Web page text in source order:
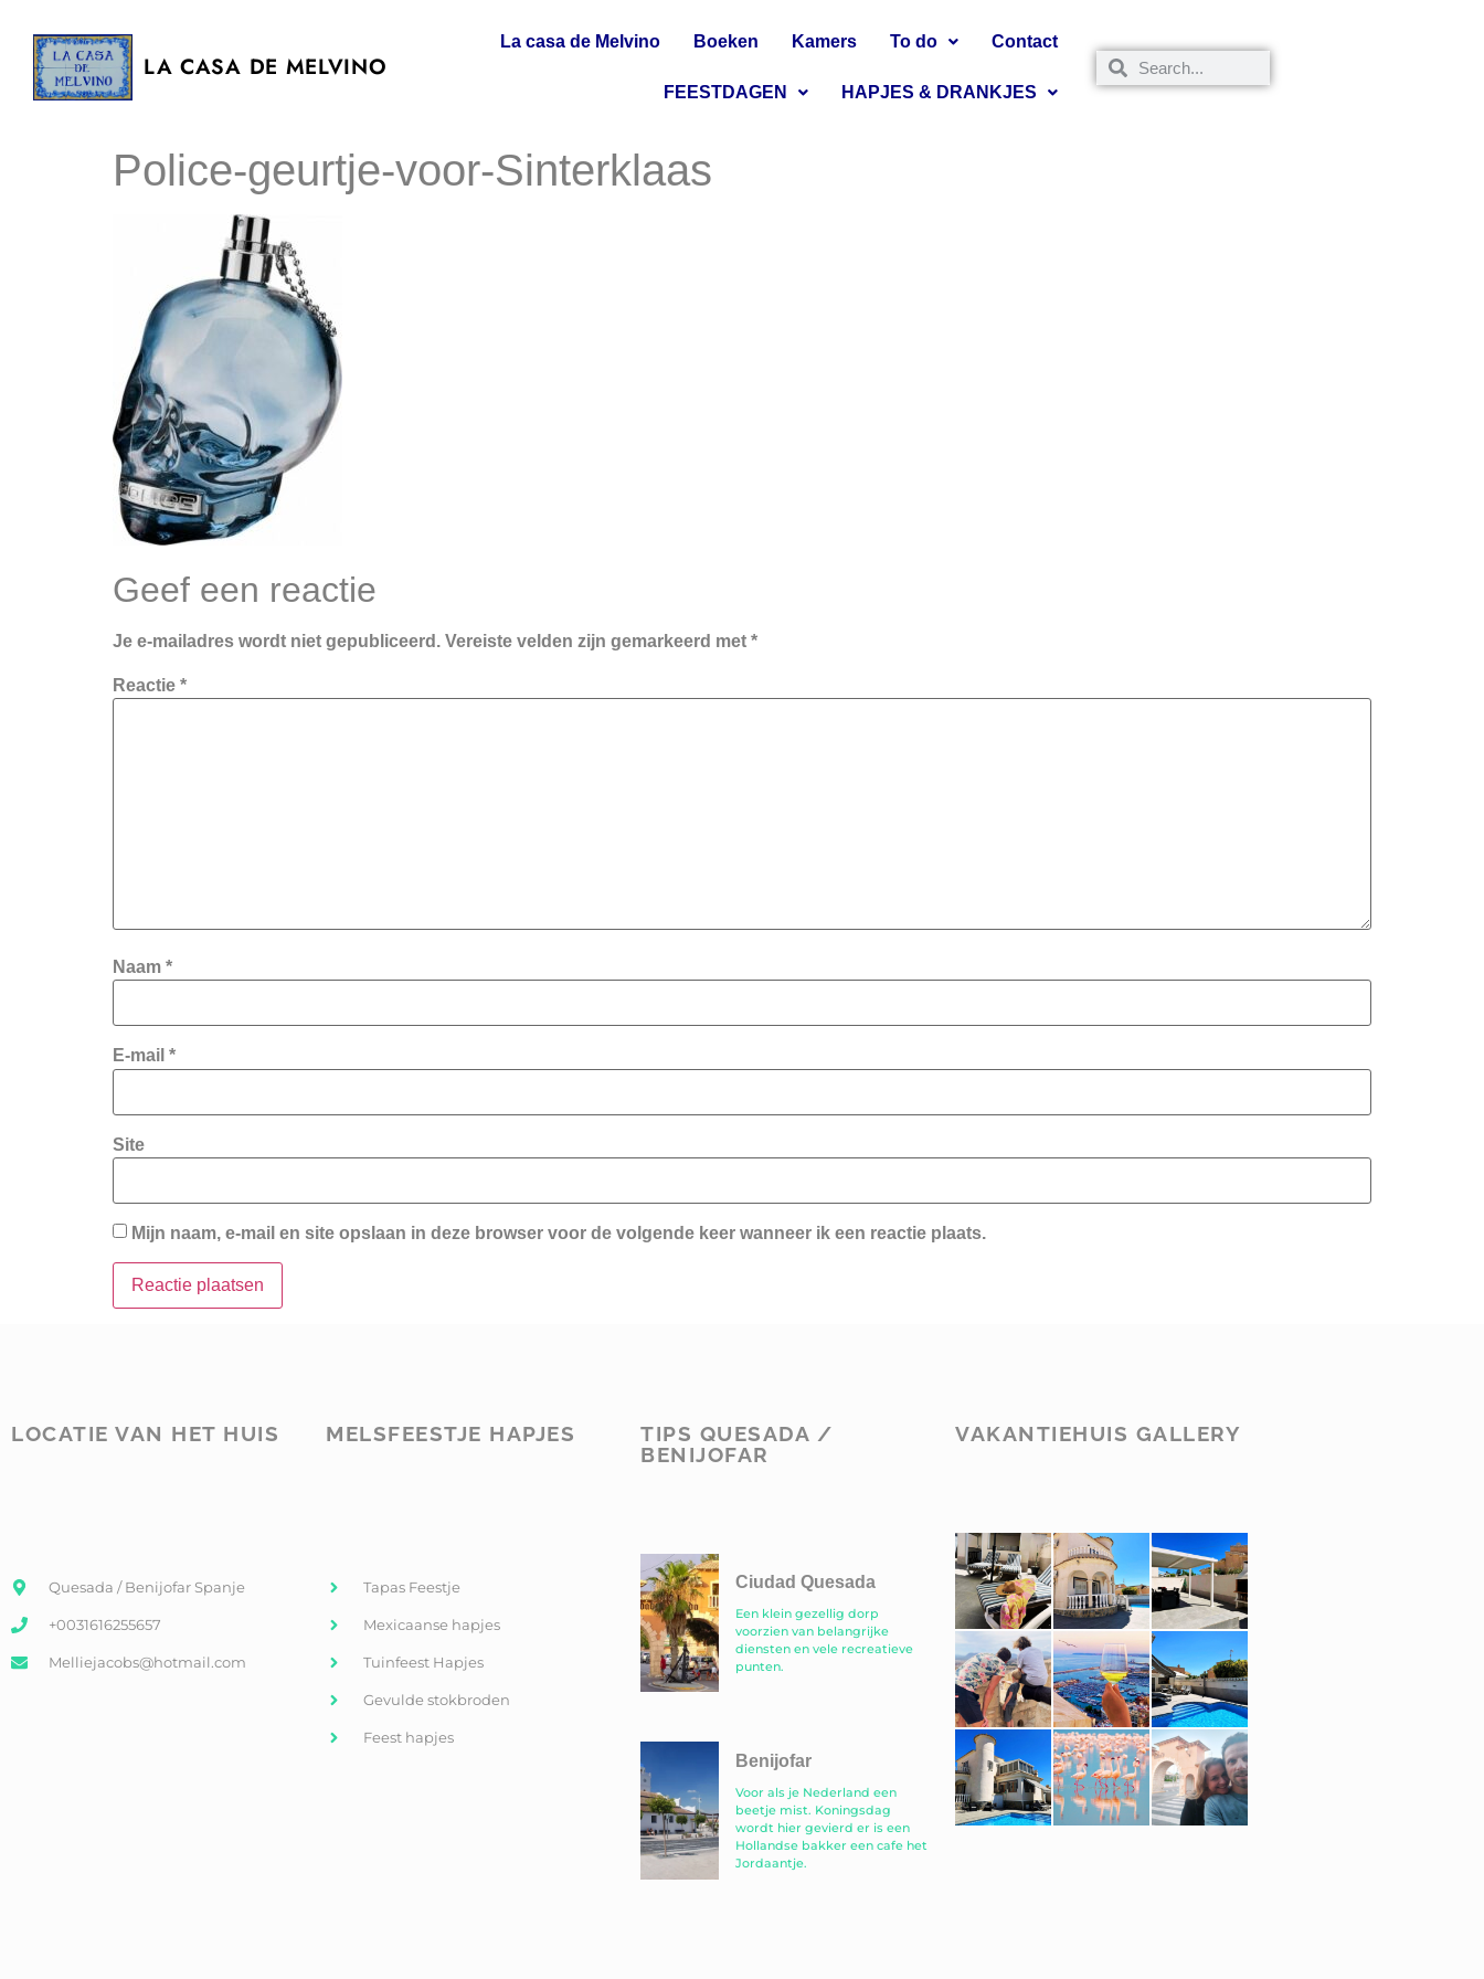
LA CASA DE MELVINO
La casa de Melvino Boeken Kamers To do Contact
FEESTDAGEN HAPJES & DRANKJES
Police-geurtje-voor-Sinterklaas
Geef een reactie
Je e-mailadres wordt niet gepubliceerd. Vereiste velden zijn gemarkeerd met *
Reactie *
Naam *
E-mail *
Site
Mijn naam, e-mail en site opslaan in deze browser voor de volgende keer wanneer ik een reactie plaats.
LOCATIE VAN HET HUIS
Quesada / Benijofar Spanje
+0031616255657
Melliejacobs@hotmail.com
MELSFEESTJE HAPJES
Tapas Feestje
Mexicaanse hapjes
Tuinfeest Hapjes
Gevulde stokbroden
Feest hapjes
TIPS QUESADA /
BENIJOFAR
Ciudad Quesada
Een klein gezellig dorp
voorzien van belangrijke
diensten en vele recreatieve
punten.
Benijofar
Voor als je Nederland een
beetje mist. Koningsdag
wordt hier gevierd er is een
Hollandse bakker een cafe het
Jordaantje.
VAKANTIEHUIS GALLERY